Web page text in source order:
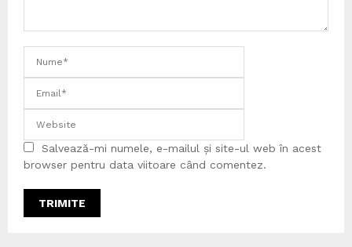
Salvează-mi numele, e-mailul și site-ul web în acest
browser pentru data viitoare când comentez.